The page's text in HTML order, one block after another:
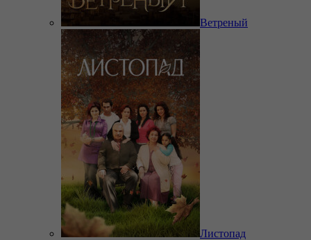
Ветреный
Листопад